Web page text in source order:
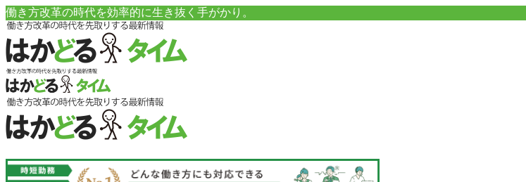
働き方改革の時代を効率的に生き抜く手がかり。